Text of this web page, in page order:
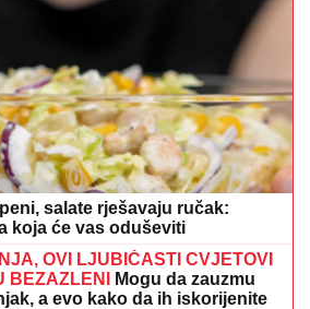
salate rješavaju ručak:
koja će vas oduševiti
OVI LJUBIČASTI CVJETOVI
BEZAZLENI
Mogu da zauzmu
a evo kako da ih iskorijenite